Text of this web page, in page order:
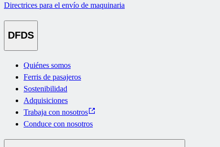
Directrices para el envío de maquinaria
DFDS
Quiénes somos
Ferris de pasajeros
Sostenibilidad
Adquisiciones
Trabaja con nosotros
Conduce con nosotros